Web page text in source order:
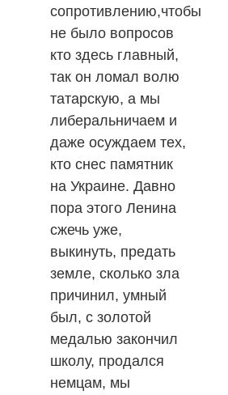
сопротивлению,чтобы
не было вопросов
кто здесь главный,
так он ломал волю
татарскую, а мы
либеральничаем и
даже осуждаем тех,
кто снес памятник
на Украине. Давно
пора этого Ленина
сжечь уже,
выкинуть, предать
земле, сколько зла
причинил, умный
был, с золотой
медалью закончил
школу, продался
немцам, мы